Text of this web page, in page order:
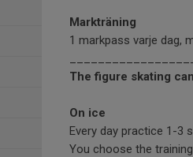
Markträning
1 markpass varje dag,
The figure skating
On ice
Every day practice 1-3
You choose the